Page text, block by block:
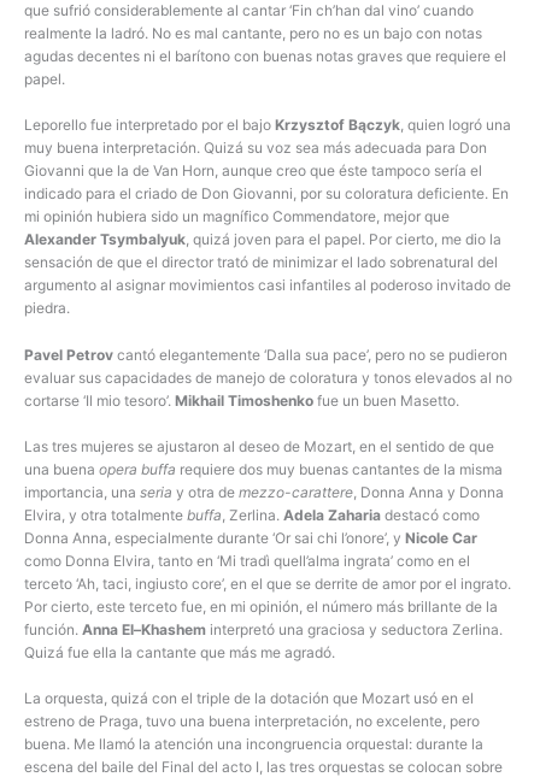
que sufrió considerablemente al cantar ‘Fin ch’han dal vino’ cuando
realmente la ladró. No es mal cantante, pero no es un bajo con notas
agudas decentes ni el barítono con buenas notas graves que requiere el
papel.
Leporello fue interpretado por el bajo Krzysztof Bączyk, quien logró una
muy buena interpretación. Quizá su voz sea más adecuada para Don
Giovanni que la de Van Horn, aunque creo que éste tampoco sería el
indicado para el criado de Don Giovanni, por su coloratura deficiente. En
mi opinión hubiera sido un magnífico Commendatore, mejor que
Alexander Tsymbalyuk, quizá joven para el papel. Por cierto, me dio la
sensación de que el director trató de minimizar el lado sobrenatural del
argumento al asignar movimientos casi infantiles al poderoso invitado de
piedra.
Pavel Petrov cantó elegantemente ‘Dalla sua pace’, pero no se pudieron
evaluar sus capacidades de manejo de coloratura y tonos elevados al no
cortarse ‘Il mio tesoro’. Mikhail Timoshenko fue un buen Masetto.
Las tres mujeres se ajustaron al deseo de Mozart, en el sentido de que
una buena opera buffa requiere dos muy buenas cantantes de la misma
importancia, una seria y otra de mezzo-carattere , Donna Anna y Donna
Elvira, y otra totalmente buffa , Zerlina. Adela Zaharia destacó como
Donna Anna, especialmente durante ‘Or sai chi l’onore’, y Nicole Car
como Donna Elvira, tanto en ‘Mi tradì quell’alma ingrata’ como en el
terceto ‘Ah, taci, ingiusto core’, en el que se derrite de amor por el ingrato.
Por cierto, este terceto fue, en mi opinión, el número más brillante de la
función. Anna El–Khashem interpretó una graciosa y seductora Zerlina.
Quizá fue ella la cantante que más me agradó.
La orquesta, quizá con el triple de la dotación que Mozart usó en el
estreno de Praga, tuvo una buena interpretación, no excelente, pero
buena. Me llamó la atención una incongruencia orquestal: durante la
escena del baile del Final del acto I, las tres orquestas se colocan sobre